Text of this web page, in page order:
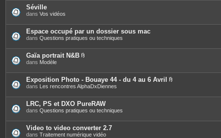
Séville
dans Vos vidéos
Espace occupé par un dossier sous mac
dans Questions pratiques ou techniques
Gaïa portrait N&B
è
c
e
s
j
o
i
n
t
e
s
dans Modèle
Exposition Photo - Bouaye 44 - du 4 au 6 Avril
è
j
dans Les rencontres AlphaDxDiennes
LRC, PS et DXO PureRAW
dans Questions pratiques ou techniques
Video to video converter 2.7
dans Traitement numérique vidéo